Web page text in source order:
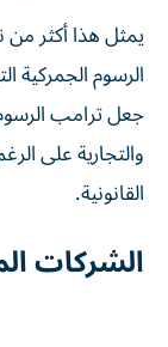
الرسوم الجمركية
جعل ترامب
والتجارية على
القانونية.
الشركات